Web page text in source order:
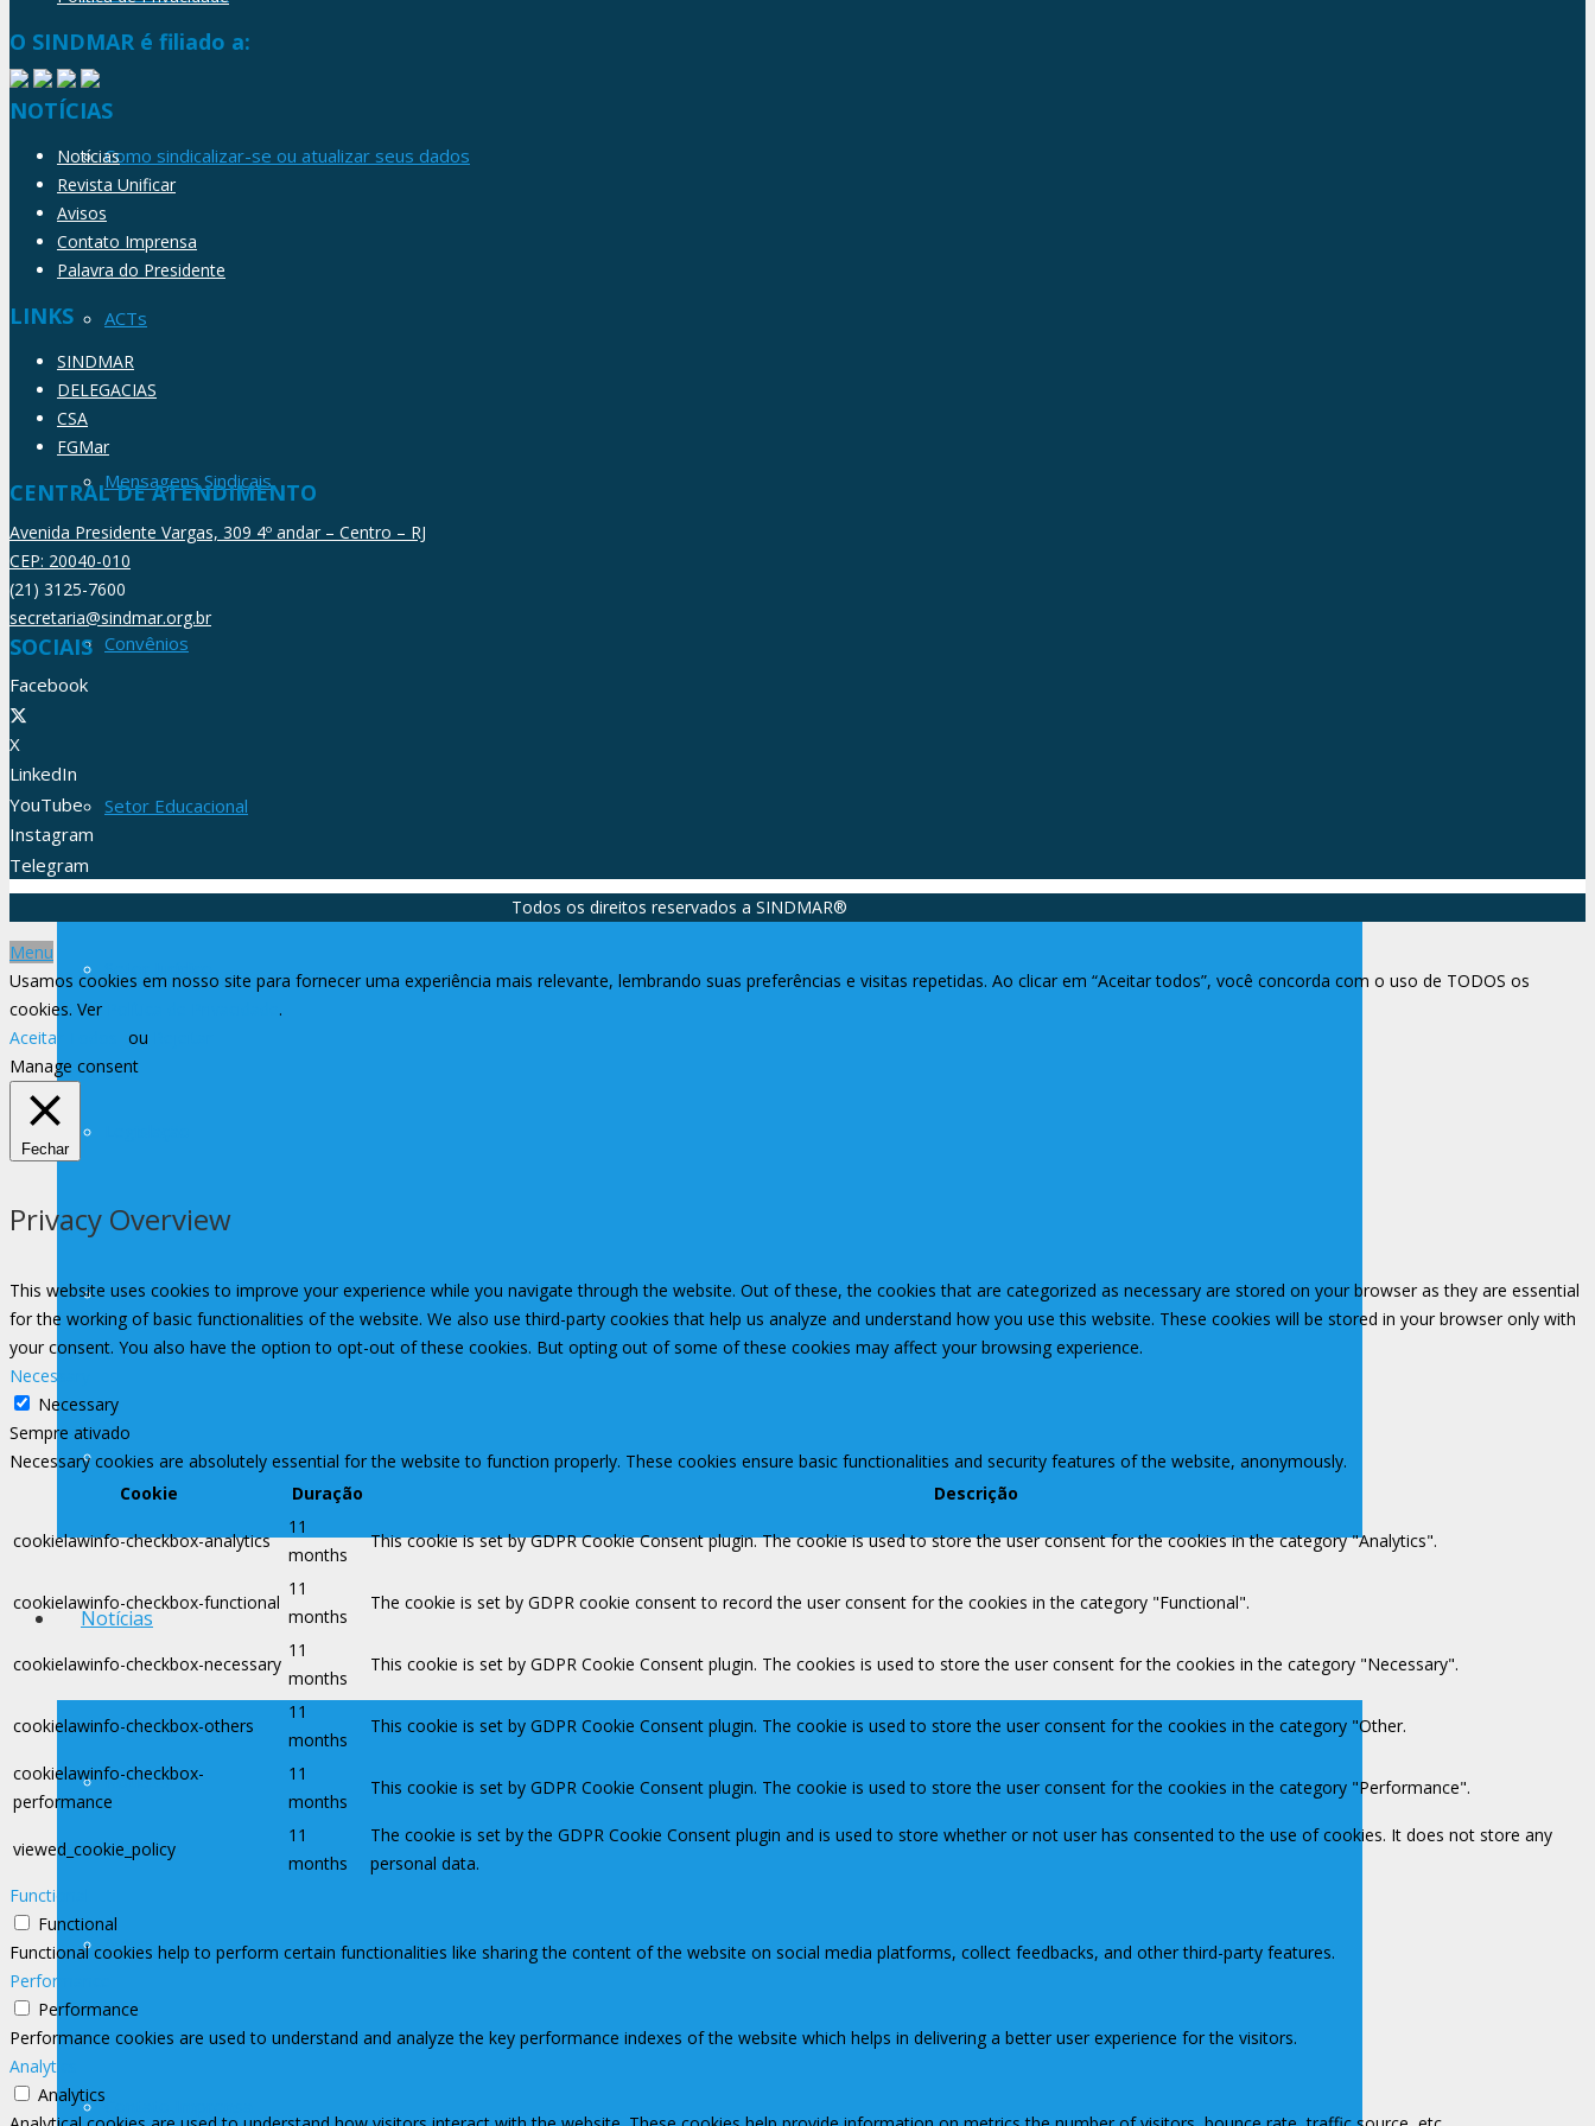
Como sindicalizar-se ou atualizar seus dados
ACTs
Mensagens Sindicais
Convênios
Setor Educacional
Setor Jurídico
Assessoria de Previdência
Filiações
Notícias
Notícias
Avisos
O SINDMAR é filiado a:
NOTÍCIAS
Notícias
Revista Unificar
Avisos
Contato Imprensa
Palavra do Presidente
LINKS
SINDMAR
DELEGACIAS
CSA
FGMar
CENTRAL DE ATENDIMENTO
Avenida Presidente Vargas, 309 4º andar – Centro – RJ
CEP: 20040-010
(21) 3125-7600
secretaria@sindmar.org.br
SOCIAIS
Facebook
X
LinkedIn
YouTube
Instagram
Telegram
Todos os direitos reservados a SINDMAR®️
Menu
Usamos cookies em nosso site para fornecer uma experiência mais relevante, lembrando suas preferências e visitas repetidas. Ao clicar em “Aceitar todos”, você concorda com o uso de TODOS os
cookies. Ver
.
Aceitar Todos
ou
Manage consent
Fechar
Privacy Overview
This website uses cookies to improve your experience while you navigate through the website. Out of these, the cookies that are categorized as necessary are stored on your browser as they are essential
for the working of basic functionalities of the website. We also use third-party cookies that help us analyze and understand how you use this website. These cookies will be stored in your browser only with
your consent. You also have the option to opt-out of these cookies. But opting out of some of these cookies may affect your browsing experience.
Necessary
Necessary
Sempre ativado
Necessary cookies are absolutely essential for the website to function properly. These cookies ensure basic functionalities and security features of the website, anonymously.
Cookie
Duração Descrição
cookielawinfo-checkbox-analytics
11
months
This cookie is set by GDPR Cookie Consent plugin. The cookie is used to store the user consent for the cookies in the category "Analytics".
cookielawinfo-checkbox-functional
11
months
The cookie is set by GDPR cookie consent to record the user consent for the cookies in the category "Functional".
cookielawinfo-checkbox-necessary
11
months
This cookie is set by GDPR Cookie Consent plugin. The cookies is used to store the user consent for the cookies in the category "Necessary".
cookielawinfo-checkbox-others
11
months
This cookie is set by GDPR Cookie Consent plugin. The cookie is used to store the user consent for the cookies in the category "Other.
cookielawinfo-checkbox-
performance
11
months
This cookie is set by GDPR Cookie Consent plugin. The cookie is used to store the user consent for the cookies in the category "Performance".
viewed_cookie_policy
11
months
The cookie is set by the GDPR Cookie Consent plugin and is used to store whether or not user has consented to the use of cookies. It does not store any
personal data.
Functional
Functional
Functional cookies help to perform certain functionalities like sharing the content of the website on social media platforms, collect feedbacks, and other third-party features.
Performance
Performance
Performance cookies are used to understand and analyze the key performance indexes of the website which helps in delivering a better user experience for the visitors.
Analytics
Analytics